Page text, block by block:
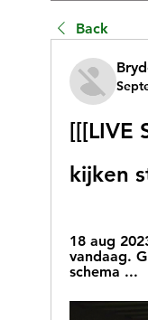
Back
[[[LIVE
kijken
18 aug
vandaag.
schema ...